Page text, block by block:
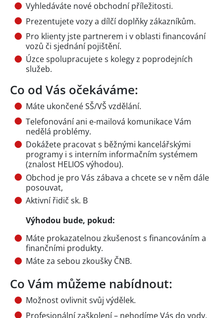
Vyhledáváte nové obchodní příležitosti.
Prezentujete vozy a dílčí doplňky zákazníkům.
Pro klienty jste partnerem i v oblasti financování
vozů či sjednání pojištění.
Úzce spolupracujete s kolegy z poprodejních
služeb.
Co od Vás očekáváme:
Máte ukončené SŠ/VŠ vzdělání.
Telefonování ani e-mailová komunikace Vám
nedělá problémy.
Dokážete pracovat s běžnými kancelářskými
programy i s interním informačním systémem
(znalost HELIOS výhodou).
Obchod je pro Vás zábava a chcete se v něm dále
posouvat,
Aktivní řidič sk. B
Výhodou bude, pokud:
Máte prokazatelnou zkušenost s financováním a
finančními produkty.
Máte za sebou zkoušky ČNB.
Co Vám můžeme nabídnout:
Možnost ovlivnit svůj výdělek.
Profesionální zaškolení – nehodíme Vás do vody,